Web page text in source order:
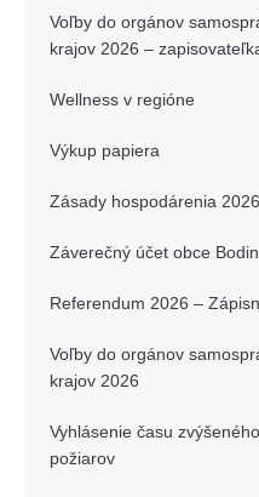
Voľby do orgánov
krajov 2026 –
Wellness v regióne
Výkup papiera
Zásady hospodárenia 2026
Záverečný účet obce
Referendum 2026 –
Voľby do orgánov
krajov 2026
Vyhlásenie času
požiarov